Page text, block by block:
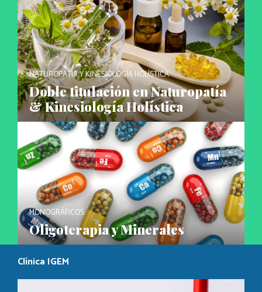
NATUROPATÍA Y KINESIOLOGÍA HOLÍSTICA
Doble titulación en Naturopatía
& Kinesiología Holística
MONOGRÁFICOS
Oligoterapia y Minerales
Clínica IGEM